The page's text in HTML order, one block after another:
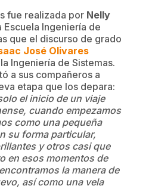
fue realizada por Nelly
Escuela Ingeniería de
que el discurso de grado
José Olivares
Ingeniería de Sistemas.
a sus compañeros a
etapa que los depara:
el inicio de un viaje
cuando empezamos
como una pequeña
su forma particular,
y otros casi que
en esos momentos de
la manera de
así como una vela